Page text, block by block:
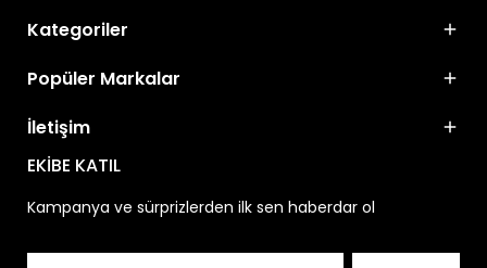
Kategoriler
Popüler Markalar
İletişim
EKİBE KATIL
Kampanya ve sürprizlerden ilk sen haberdar ol